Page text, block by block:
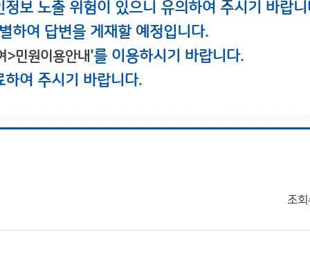
보 노출 위험이 있으니 유의하여 주시기 바랍니
하여 답변을 게재할 예정입니다.
>민원이용안내'를 이용하시기 바랍니다.
여 주시기 바랍니다.
조회